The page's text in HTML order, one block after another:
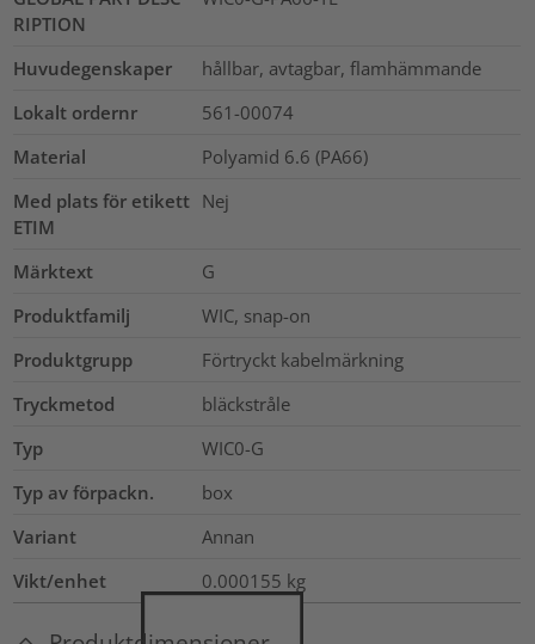
RIPTION
Huvudegenskaper
hållbar, avtagbar, flamhämmande
Lokalt ordernr
561-00074
Material
Polyamid 6.6 (PA66)
Med plats för etikett
ETIM
Nej
Märktext
G
Produktfamilj
WIC, snap-on
Produktgrupp
Förtryckt kabelmärkning
Tryckmetod
bläckstråle
Typ
WIC0-G
Typ av förpackn.
box
Variant
Annan
Vikt/enhet
0.000155 kg